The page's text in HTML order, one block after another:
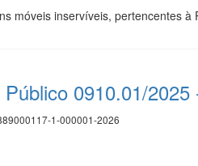
móveis inservíveis, pertencentes
0910.01/2025
1-000001-2026